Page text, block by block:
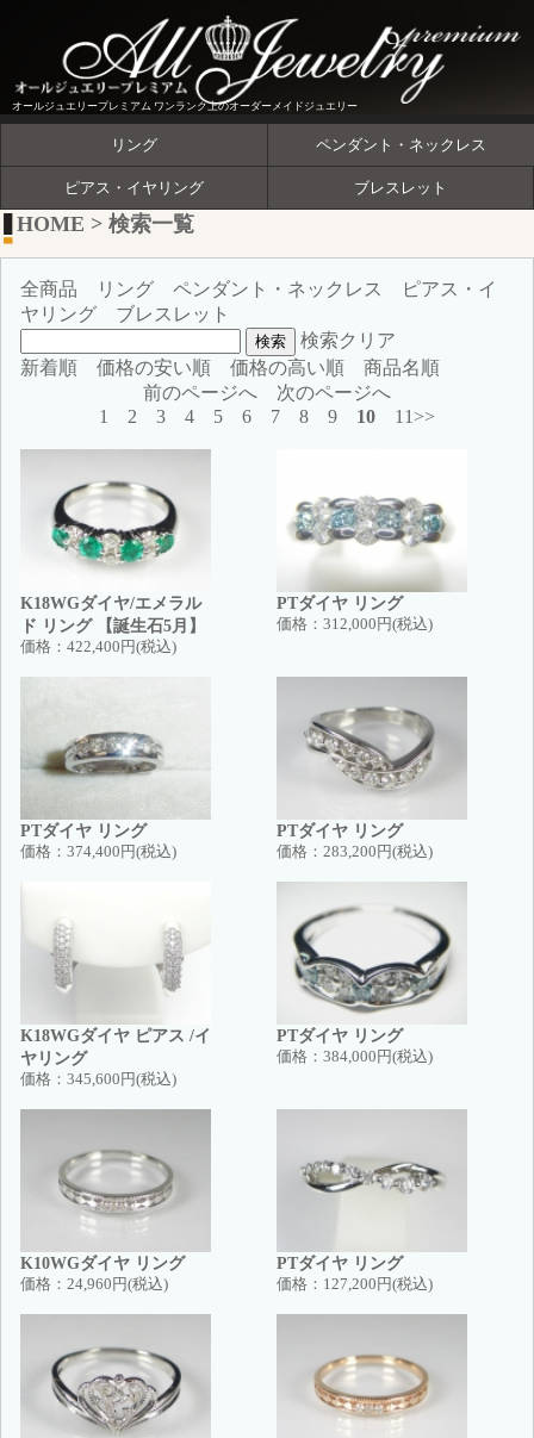
オールジュエリープレミアム ワンランク上のオーダーメイドジュエリー
リング ペンダント・ネックレス
ピアス・イヤリング ブレスレット
HOME > 検索一覧
全商品 リング ペンダント・ネックレス
ピアス・イ
ヤリング
ブレスレット
検索クリア
新着順
価格の安い順 価格の高い順
商品名順
前のページへ
次のページへ
1
2 3 4 5 6 7 8 9 10 11>>
K18WGダイヤ/エメラル
ド リング 【誕生石5月】
価格： 422,400円(税込)
PTダイヤ リング
価格： 312,000円(税込)
PTダイヤ リング
価格： 374,400円(税込)
PTダイヤ リング
価格： 283,200円(税込)
K18WGダイヤ ピアス /イ
ヤリング
価格： 345,600円(税込)
PTダイヤ リング
価格： 384,000円(税込)
K10WGダイヤ リング
価格： 24,960円(税込)
PTダイヤ リング
価格： 127,200円(税込)